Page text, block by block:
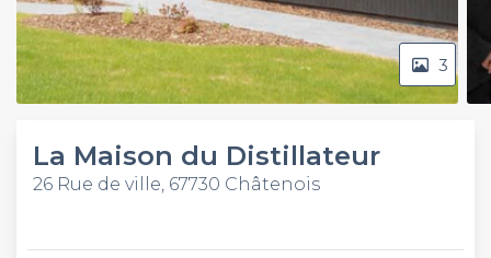
3
La Maison du Distillateur
26 Rue de ville, 67730 Châtenois